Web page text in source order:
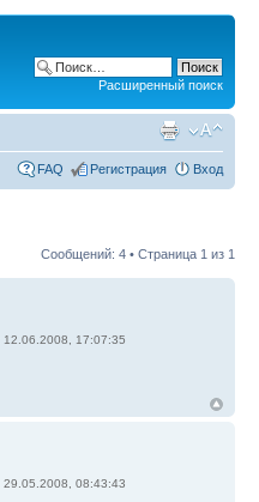
Расширенный поиск
FAQ Регистрация Вход
Сообщений: 4 • Страница 1 из 1
12.06.2008, 17:07:35
29.05.2008, 08:43:43